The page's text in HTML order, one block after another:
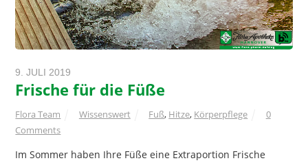
9. JULI 2019
Frische für die Füße
Flora Team Wissenswert Fuß, Hitze, Körperpflege
0
Comments
Im Sommer haben Ihre Füße eine Extraportion Frische